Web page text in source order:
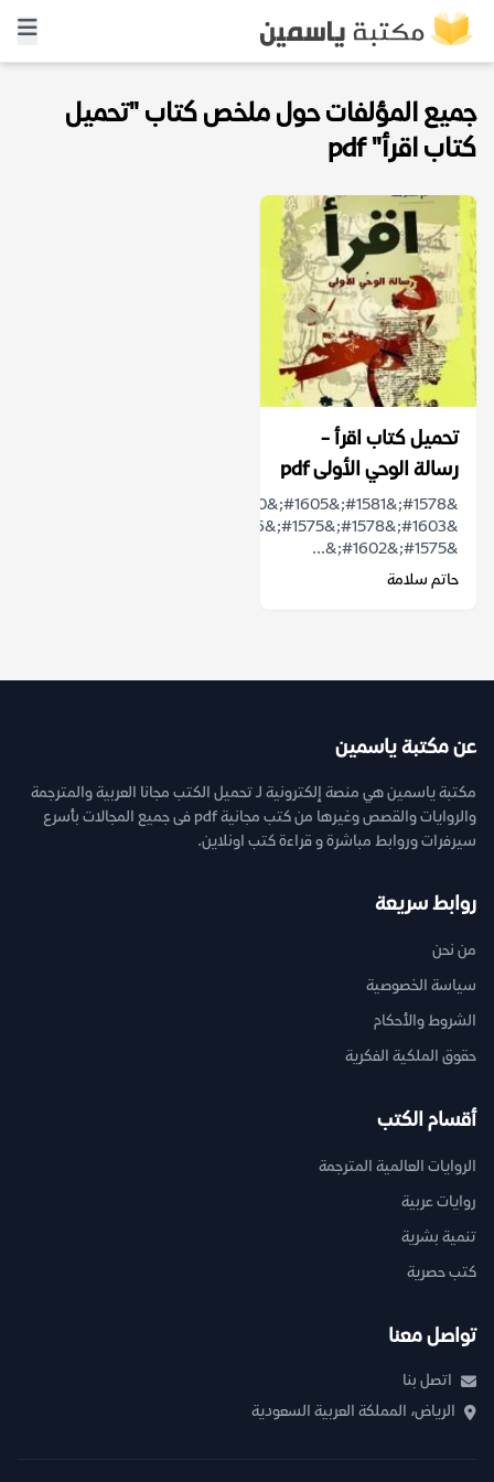
جميع المؤلفات حول ملخص كتاب "تحميل
كتاب اقرأ" pdf
تحميل كتاب اقرأ -
رسالة الوحي الأولى pdf
&#1575;&#1602;&...
حاتم سلامة
عن مكتبة ياسمين
مكتبة ياسمين هي منصة إلكترونية لـ تحميل الكتب مجانا العربية والمترجمة
والروايات والقصص وغيرها من كتب مجانية pdf فى جميع المجالات بأسرع
سيرفرات وروابط مباشرة و قراءة كتب اونلاين.
روابط سريعة
من نحن
سياسة الخصوصية
الشروط والأحكام
حقوق الملكية الفكرية
أقسام الكتب
الروايات العالمية المترجمة
روايات عربية
تنمية بشرية
كتب حصرية
تواصل معنا
اتصل بنا
الرياض، المملكة العربية السعودية